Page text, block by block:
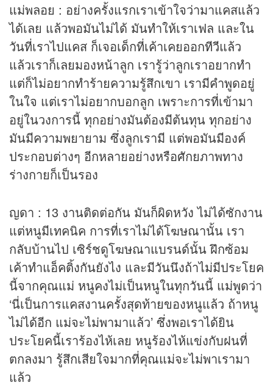
แม่พลอย : อย่างครั้งแรกเราเข้าใจว่ามาแคสแล้ว
ได้เลย แล้วพอมันไม่ได้ มันทำให้เราเฟล และใน
วันที่เราไปแคส ก็เจอเด็กที่เค้าเคยออกทีวีแล้ว
แล้วเราก็เลยมองหน้าลูก เรารู้ว่าลูกเราอยากทำ
แต่ก็ไม่อยากทำร้ายความรู้สึกเขา เรามีคำพูดอยู่
ในใจ แต่เราไม่อยากบอกลูก เพราะการที่เข้ามา
อยู่ในวงการนี้ ทุกอย่างมันต้องมีต้นทุน ทุกอย่าง
มันมีความพยายาม ซึ่งลูกเรามี แต่พอมันมีองค์
ประกอบต่างๆ อีกหลายอย่างหรือศักยภาพทาง
ร่างกายก็เป็นรอง
ญดา : 13 งานติดต่อกัน มันก็ผิดหวัง ไม่ได้ซักงาน
แต่หนูมีเทคนิค การที่เราไม่ได้โฆษณานั้น เรา
กลับบ้านไป เซิร์ชดูโฆษณาแบรนด์นั้น ฝึกซ้อม
เค้าทำแอ็คติ้งกันยังไง และมีวันนึงถ้าไม่มีประโยค
นี้จากคุณแม่ หนูคงไม่เป็นหนูในทุกวันนี้ แม่พูดว่า
‘นี่เป็นการแคสงานครั้งสุดท้ายของหนูแล้ว ถ้าหนู
ไม่ได้อีก แม่จะไม่พามาแล้ว’ ซึ่งพอเราได้ยิน
ประโยคนี้เราร้องไห้เลย หนูร้องไห้แข่งกับฝนที่
ตกลงมา รู้สึกเสียใจมากที่คุณแม่จะไม่พาเรามา
แล้ว